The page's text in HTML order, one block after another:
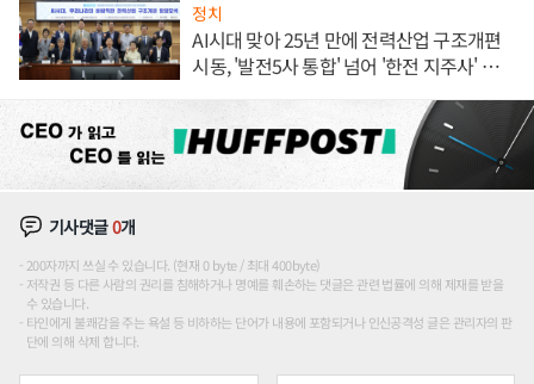
정치
AI시대 맞아 25년 만에 전력산업 구조개편
시동, '발전5사 통합' 넘어 '한전 지주사' 재편
기사댓글0개
200자까지 쓰실 수 있습니다. (현재 0 byte / 최대 400byte)
저작권 등 다른 사람의 권리를 침해하거나 명예를 훼손하는 댓글은 관련 법률에 의해 제재를 받을
수 있습니다.
타인에게 불쾌감을 주는 욕설 등 비하하는 단어가 내용에 포함되거나 인신공격성 글은 관리자의 판
단에 의해 삭제 합니다.